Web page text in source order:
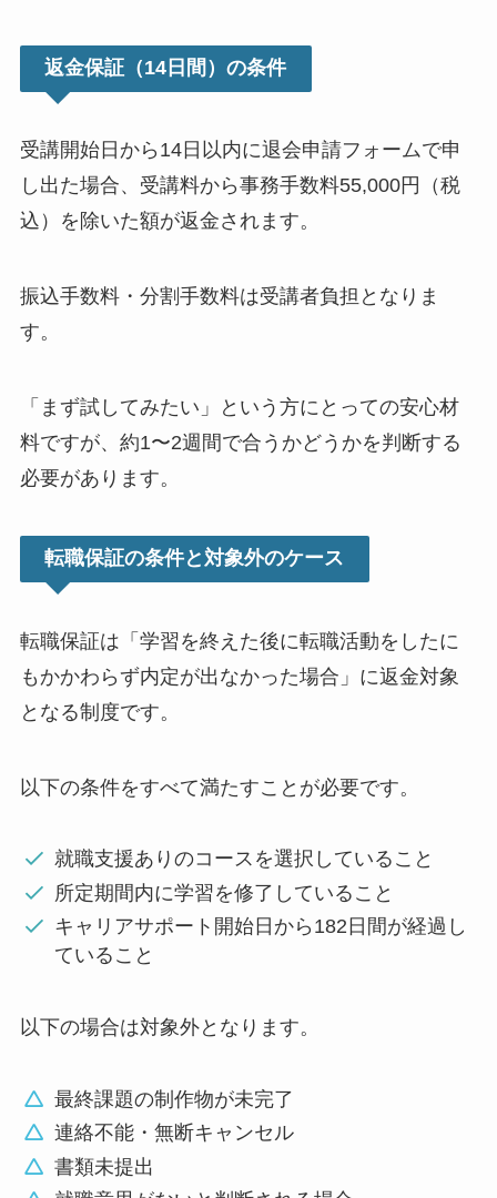
返金保証（14日間）の条件
受講開始日から14日以内に退会申請フォームで申
し出た場合、受講料から事務手数料55,000円（税
込）を除いた額が返金されます。
振込手数料・分割手数料は受講者負担となりま
す。
「まず試してみたい」という方にとっての安心材
料ですが、約1〜2週間で合うかどうかを判断する
必要があります。
転職保証の条件と対象外のケース
転職保証は「学習を終えた後に転職活動をしたに
もかかわらず内定が出なかった場合」に返金対象
となる制度です。
以下の条件をすべて満たすことが必要です。
就職支援ありのコースを選択していること
所定期間内に学習を修了していること
キャリアサポート開始日から182日間が経過し
ていること
以下の場合は対象外となります。
最終課題の制作物が未完了
連絡不能・無断キャンセル
書類未提出